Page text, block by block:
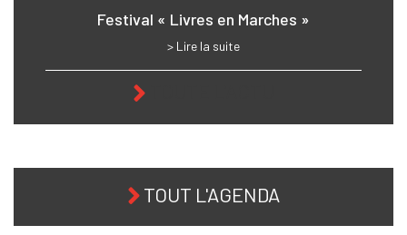
Festival « Livres en Marches »
> Lire la suite
TOUT L'AGENDA